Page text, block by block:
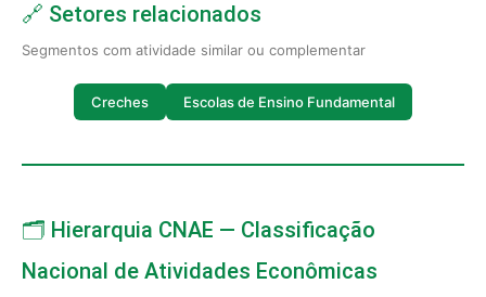
🔗 Setores relacionados
Segmentos com atividade similar ou complementar
Creches Escolas de Ensino Fundamental
🗂️ Hierarquia CNAE — Classificação
Nacional de Atividades Econômicas